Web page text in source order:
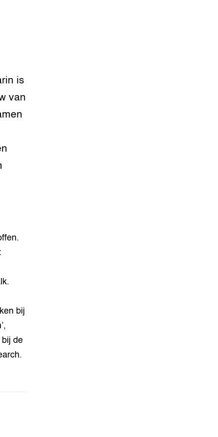
is
van
bij
de